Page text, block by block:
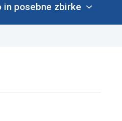
in posebne zbirke